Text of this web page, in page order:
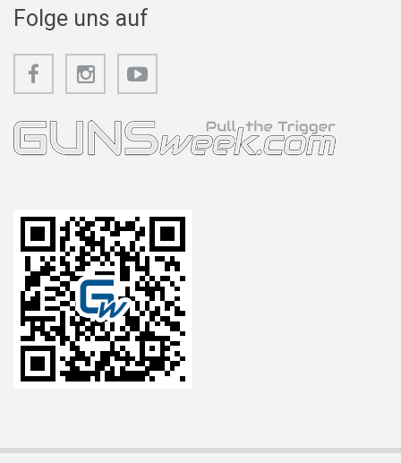
Folge uns auf